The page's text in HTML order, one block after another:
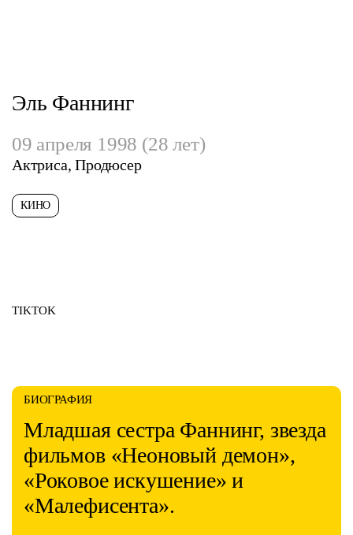
Эль Фаннинг
09 апреля 1998 (28 лет)
Актриса, Продюсер
КИНО
TIKTOK
БИОГРАФИЯ
Младшая сестра Фаннинг, звезда
фильмов «Неоновый демон»,
«Роковое искушение» и
«Малефисента».